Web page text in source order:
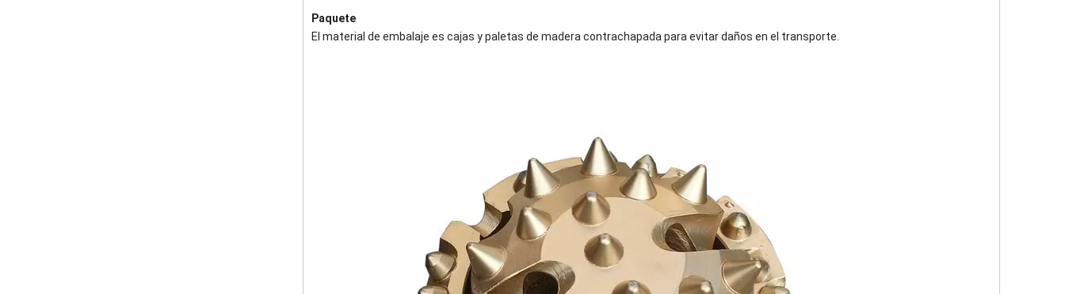
Paquete
El material de embalaje es cajas y paletas de madera contrachapada para evitar daños en el transporte.